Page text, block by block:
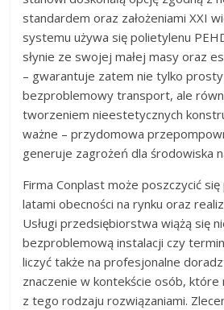
standardem oraz założeniami XXI
systemu używa się polietylenu
słynie ze swojej małej masy oraz
– gwarantuje zatem nie tylko
bezproblemowy transport, ale
tworzeniem nieestetycznych
ważne – przydomowa
generuje zagrożeń dla środowiska
Firma Conplast może poszczycić
latami obecności na rynku oraz
Usługi przedsiębiorstwa wiążą się
bezproblemową instalacji czy
liczyć także na profesjonalne
znaczenie w kontekście osób, które
z tego rodzaju rozwiązaniami.